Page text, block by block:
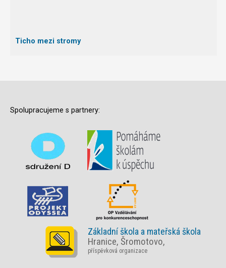
Ticho mezi stromy
Spolupracujeme s partnery:
Základní škola a mateřská škola
Hranice, Šromotovo,
příspěvková organizace